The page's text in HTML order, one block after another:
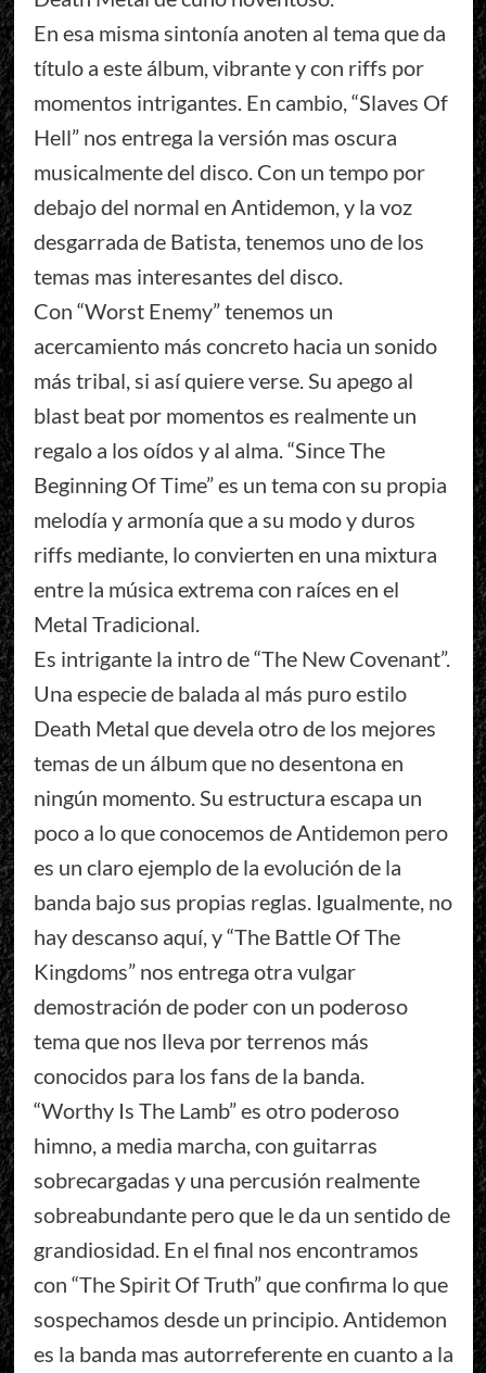
En esa misma sintonía anoten al tema que da
título a este álbum, vibrante y con riffs por
momentos intrigantes. En cambio, “Slaves Of
Hell” nos entrega la versión mas oscura
musicalmente del disco. Con un tempo por
debajo del normal en Antidemon, y la voz
desgarrada de Batista, tenemos uno de los
temas mas interesantes del disco.
Con “Worst Enemy” tenemos un
acercamiento más concreto hacia un sonido
más tribal, si así quiere verse. Su apego al
blast beat por momentos es realmente un
regalo a los oídos y al alma. “Since The
Beginning Of Time” es un tema con su propia
melodía y armonía que a su modo y duros
riffs mediante, lo convierten en una mixtura
entre la música extrema con raíces en el
Metal Tradicional.
Es intrigante la intro de “The New Covenant”.
Una especie de balada al más puro estilo
Death Metal que devela otro de los mejores
temas de un álbum que no desentona en
ningún momento. Su estructura escapa un
poco a lo que conocemos de Antidemon pero
es un claro ejemplo de la evolución de la
banda bajo sus propias reglas. Igualmente, no
hay descanso aquí, y “The Battle Of The
Kingdoms” nos entrega otra vulgar
demostración de poder con un poderoso
tema que nos lleva por terrenos más
conocidos para los fans de la banda.
“Worthy Is The Lamb” es otro poderoso
himno, a media marcha, con guitarras
sobrecargadas y una percusión realmente
sobreabundante pero que le da un sentido de
grandiosidad. En el final nos encontramos
con “The Spirit Of Truth” que confirma lo que
sospechamos desde un principio. Antidemon
es la banda mas autorreferente en cuanto a la